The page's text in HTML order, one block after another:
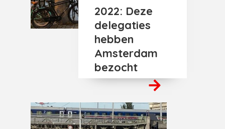
2022: Deze
delegaties
hebben
Amsterdam
bezocht